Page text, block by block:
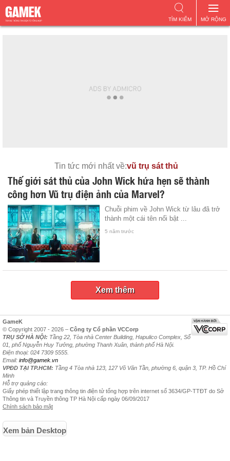
MỞ RỘNG
TÌM KIẾM
Tin tức mới nhất về:vũ trụ sát thủ
Thế giới sát thủ của John Wick hứa hẹn sẽ thành
công hơn Vũ trụ điện ảnh của Marvel?
Chuỗi phim về John Wick từ lâu đã trở
thành một cái tên nổi bật ...
5 năm trước
Xem thêm
GameK
© Copyright 2007 - 2026 – Công ty Cổ phần VCCorp
TRỤ SỞ HÀ NỘI: Tầng 22, Tòa nhà Center Building, Hapulico Complex, Số
01, phố Nguyễn Huy Tưởng, phường Thanh Xuân, thành phố Hà Nội.
Điện thoại: 024 7309 5555.
Email: info@gamek.vn
VPĐD TẠI TP.HCM: Tầng 4 Tòa nhà 123, 127 Võ Văn Tần, phường 6, quận 3, TP. Hồ Chí
Minh
Hỗ trợ quảng cáo:
Giấy phép thiết lập trang thông tin điện tử tổng hợp trên internet số 3634/GP-TTĐT do Sở
Thông tin và Truyền thông TP Hà Nội cấp ngày 06/09/2017
Chính sách bảo mật
Xem bản Desktop